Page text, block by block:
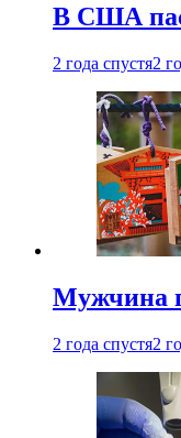
В США
2 года спустя2
Мужчина
2 года спустя2